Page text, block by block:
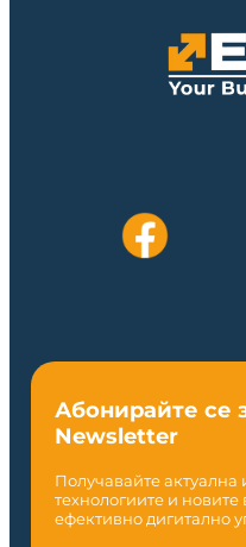
Абонирайте се
Newsletter
Получавайте
технологиите и
ефективно дигитално